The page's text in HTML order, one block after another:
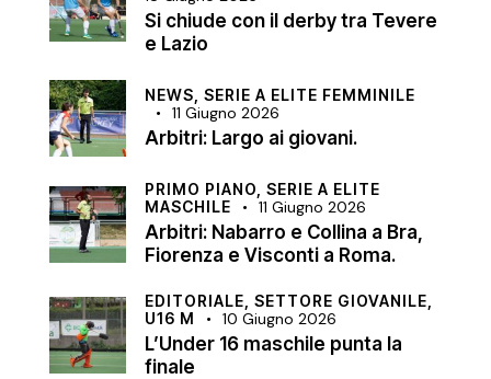
Si chiude con il derby tra Tevere
e Lazio
NEWS, SERIE A ELITE FEMMINILE
11 Giugno 2026
Arbitri: Largo ai giovani.
PRIMO PIANO, SERIE A ELITE
MASCHILE
11 Giugno 2026
Arbitri: Nabarro e Collina a Bra,
Fiorenza e Visconti a Roma.
EDITORIALE, SETTORE GIOVANILE,
U16 M
10 Giugno 2026
L’Under 16 maschile punta la
finale